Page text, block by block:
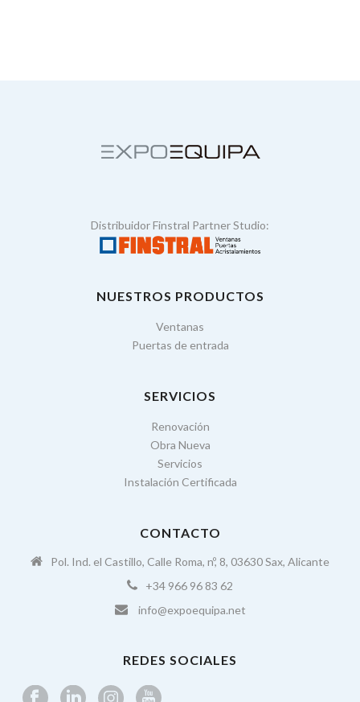
Distribuidor Finstral Partner Studio:
NUESTROS PRODUCTOS
Ventanas
Puertas de entrada
SERVICIOS
Renovación
Obra Nueva
Servicios
Instalación Certificada
CONTACTO
Pol. Ind. el Castillo, Calle Roma, nº, 8, 03630 Sax, Alicante
+34 966 96 83 62
info@expoequipa.net
REDES SOCIALES